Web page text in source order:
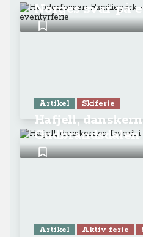
Norges svar på
Artikel Skiferie
Hafjell,
Gudbrandsdalen
Artikel Aktiv ferie